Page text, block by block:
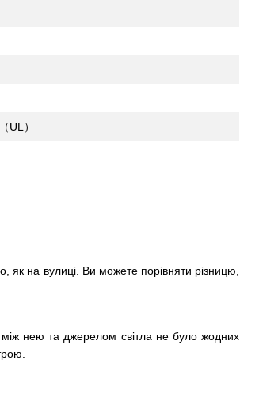
UL）
на вулиці. Ви можете порівняти різницю,
між нею та джерелом світла не було жодних